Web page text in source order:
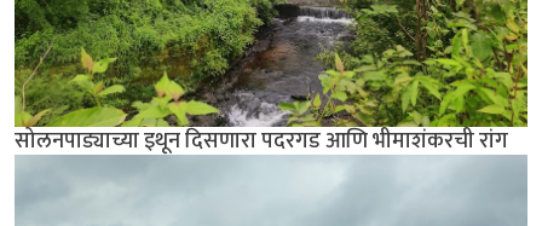
सोलनपाड्याच्या इथून दिसणारा पदरगड आणि भीमाशंकरची रांग